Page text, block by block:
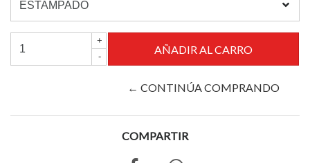
+
-
← CONTINÚA COMPRANDO
COMPARTIR